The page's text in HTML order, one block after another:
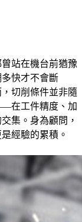
站在機台前猶豫
快才不會斷
切削條件並非隨
在工件精度、加
集。身為顧問，
經驗的累積。